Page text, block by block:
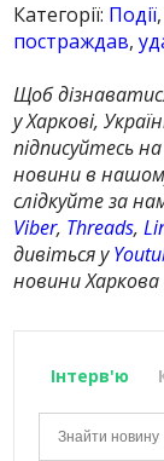
Категорії: Події
постраждав,
Щоб
у Харкові,
підписуйтесь
новини в
слідкуйте за
Viber, Threads,
дивіться у
новини
Інтерв'ю